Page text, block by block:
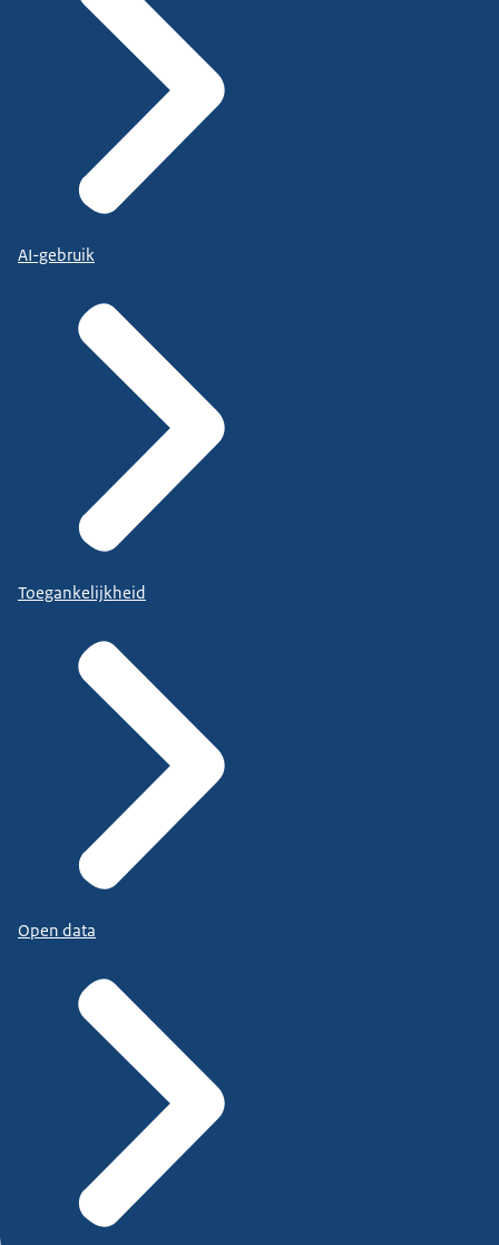
AI-gebruik
Toegankelijkheid
Open data